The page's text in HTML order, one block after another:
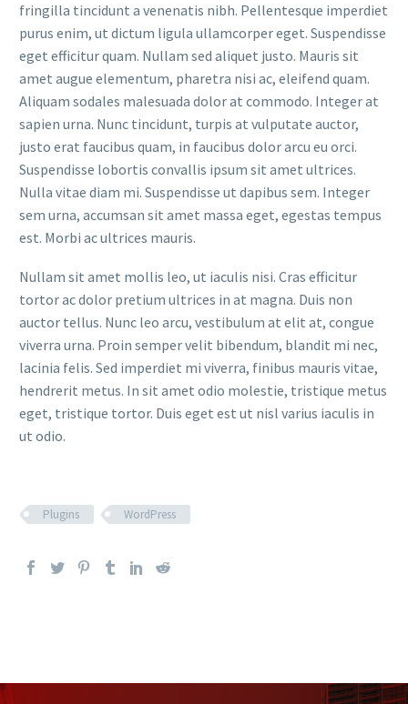
fringilla tincidunt a venenatis nibh. Pellentesque imperdiet
purus enim, ut dictum ligula ullamcorper eget. Suspendisse
eget efficitur quam. Nullam sed aliquet justo. Mauris sit
amet augue elementum, pharetra nisi ac, eleifend quam.
Aliquam sodales malesuada dolor at commodo. Integer at
sapien urna. Nunc tincidunt, turpis at vulputate auctor,
justo erat faucibus quam, in faucibus dolor arcu eu orci.
Suspendisse lobortis convallis ipsum sit amet ultrices.
Nulla vitae diam mi. Suspendisse ut dapibus sem. Integer
sem urna, accumsan sit amet massa eget, egestas tempus
est. Morbi ac ultrices mauris.
Nullam sit amet mollis leo, ut iaculis nisi. Cras efficitur
tortor ac dolor pretium ultrices in at magna. Duis non
auctor tellus. Nunc leo arcu, vestibulum at elit at, congue
viverra urna. Proin semper velit bibendum, blandit mi nec,
lacinia felis. Sed imperdiet mi viverra, finibus mauris vitae,
hendrerit metus. In sit amet odio molestie, tristique metus
eget, tristique tortor. Duis eget est ut nisl varius iaculis in
ut odio.
Plugins WordPress